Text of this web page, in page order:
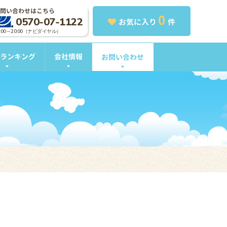
お気に入り 0 件
い合わせはこちら
0570-07-1122
～20:00（ナビダイヤル）
ンキング 会社情報 お問い合わせ